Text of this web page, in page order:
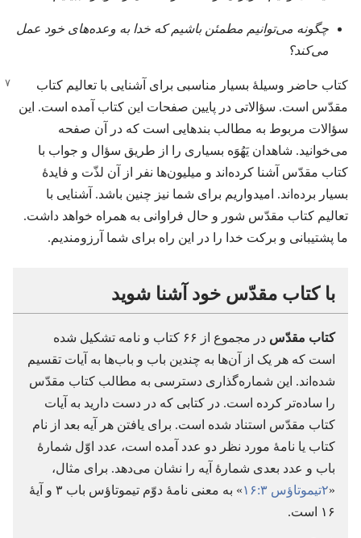
چگونه می‌توانیم مطمئن باشیم که خدا به وعده‌های خود عمل
می‌کند؟‏
کتاب حاضر وسیلهٔ بسیار مناسبی برای آشنایی با تعالیم کتاب
مقدّس است.‏ سؤالاتی در پایین صفحات این کتاب آمده است.‏ این
سؤالات مربوط به مطالب بندهایی است که در آن صفحه
می‌خوانید.‏ شاهدان یَهُوَه بسیاری را از طریق سؤال و جواب با
کتاب مقدّس آشنا کرده‌اند و میلیون‌ها نفر از آن لذّت و فایدهٔ
بسیار برده‌اند.‏ امیدواریم برای شما نیز چنین باشد.‏ آشنایی با
تعالیم کتاب مقدّس شور و حال فراوانی به همراه خواهد داشت.‏
ما پشتیبانی و برکت خدا را در این راه برای شما آرزومندیم.‏
با کتاب مقدّس خود آشنا شوید
کتاب مقدّس
در مجموع از ۶۶ کتاب و نامه تشکیل شده
است که هر یک از آن‌ها به چندین باب و باب‌ها به آیات تقسیم
شده‌اند.‏ این شماره‌گذاری دسترسی به مطالب کتاب مقدّس
را ساده‌تر کرده است.‏ در کتابی که در دست دارید به آیات
کتاب مقدّس استناد شده است.‏ برای یافتن هر آیه بعد از نام
کتاب یا نامهٔ مورد نظر دو عدد آمده است،‏ عدد اوّل شمارهٔ
باب و عدد بعدی شمارهٔ آیه را نشان می‌دهد.‏ برای مثال،‏
«‏۲تیموتاؤس ۳:‏۱۶
‏» به معنی نامهٔ دوّم تیموتاؤس باب ۳ و آیهٔ
۱۶ است.‏